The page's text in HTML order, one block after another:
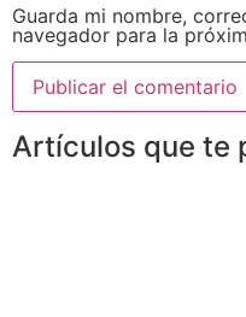
Guarda mi nombre,
navegador para la
Artículos que te